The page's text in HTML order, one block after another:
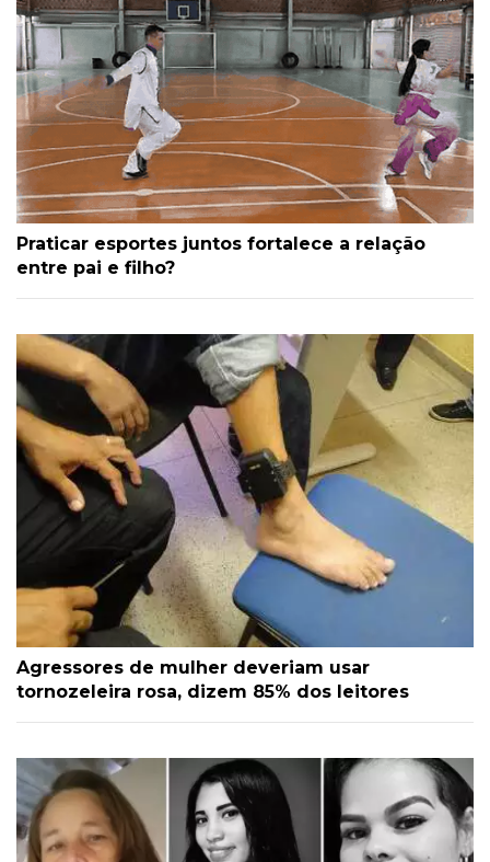
Praticar esportes juntos fortalece a relação
entre pai e filho?
Agressores de mulher deveriam usar
tornozeleira rosa, dizem 85% dos leitores